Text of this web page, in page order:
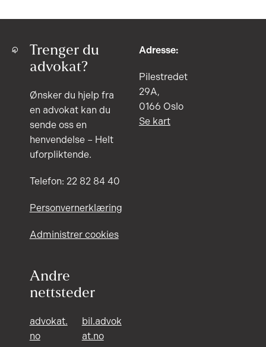
Trenger du
advokat?
Ønsker du hjelp fra
en advokat kan du
sende oss en
henvendelse – Helt
uforpliktende.
Telefon: 22 82 84 40
Personvernerklæring
Administrer cookies
Andre
nettsteder
advokat.
no
bil.advok
at.no
Adresse:
Pilestredet
29A,
0166 Oslo
Se kart